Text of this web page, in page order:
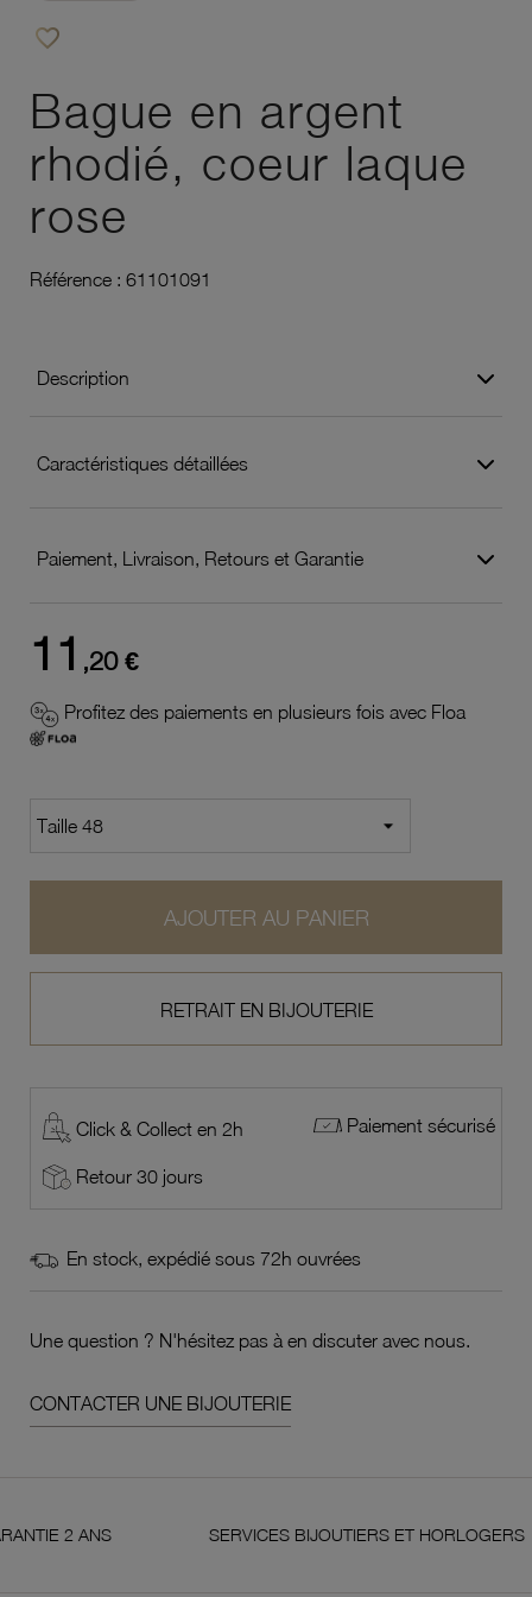
favorite_border
Bague en argent
rhodié, coeur laque
rose
Référence : 61101091
Description
Caractéristiques détaillées
Paiement, Livraison, Retours et Garantie
11 ,20 €
Profitez des paiements en plusieurs fois avec Floa
AJOUTER AU PANIER
RETRAIT EN BIJOUTERIE
Click & Collect en 2h Paiement sécurisé
Retour 30 jours
En stock, expédié sous 72h ouvrées
Une question ? N'hésitez pas à en discuter avec nous.
CONTACTER UNE BIJOUTERIE
2 ANS SERVICES BIJOUTIERS ET HORLOGERS